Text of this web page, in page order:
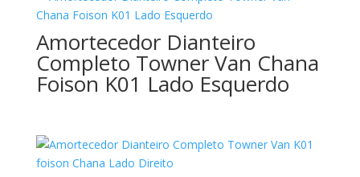
Amortecedor Dianteiro
Completo Towner Van Chana
Foison K01 Lado Esquerdo